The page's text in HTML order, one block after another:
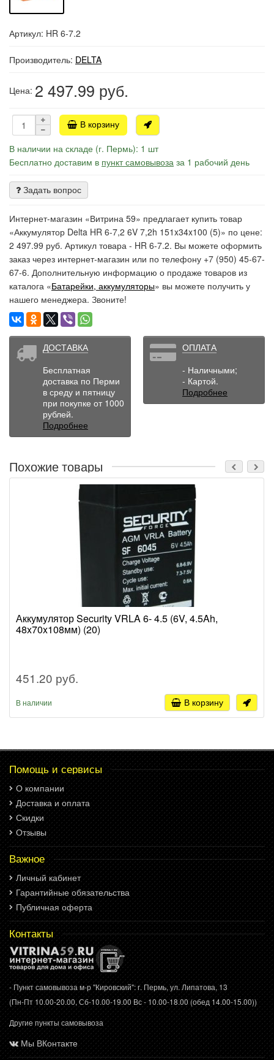
Артикул: HR 6-7.2
Производитель: DELTA
Цена: 2 497.99 руб.
В корзину
В наличии на складе (г. Пермь): 1 шт
Бесплатно доставим в пункт самовывоза за 1 рабочий день
Задать вопрос
Интернет-магазин «Витрина 59» предлагает купить товар
«Аккумулятор Delta HR 6-7,2 6V 7,2h 151x34x100 (5)» по цене:
2 497.99 руб. Артикул товара - HR 6-7.2. Вы можете оформить
заказ через интернет-магазин или по телефону +7 (950) 45-67-
67-6. Дополнительную информацию о продаже товаров из
каталога «Батарейки, аккумуляторы» вы можете получить у
нашего менеджера. Звоните!
ДОСТАВКА
Бесплатная
доставка по Перми
в среду и пятницу
при покупке от 1000
рублей.
Подробнее
ОПЛАТА
- Наличными;
- Картой.
Подробнее
Похожие товары
Аккумулятор Security VRLA 6- 4.5 (6V, 4.5Ah,
48x70x108мм) (20)
451.20 руб.
В наличии В корзину
Помощь и сервисы
О компании
Доставка и оплата
Скидки
Отзывы
Важное
Личный кабинет
Гарантийные обязательства
Публичная оферта
Контакты
- Пункт самовывоза м-р "Кировский": г. Пермь, ул. Липатова, 13
(Пн-Пт 10.00-20.00, Сб-10.00-19.00 Вс - 10.00-18.00 (обед 14.00-15.00))
Другие пункты самовывоза
Мы ВКонтакте